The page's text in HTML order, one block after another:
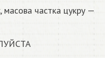
масова частка цукру —